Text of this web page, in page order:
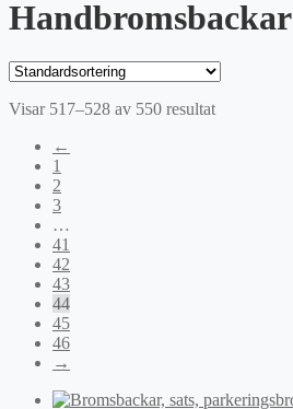
Handbromsbackar
Visar 517–528 av 550 resultat
←
1
2
3
…
41
42
43
44
45
46
→